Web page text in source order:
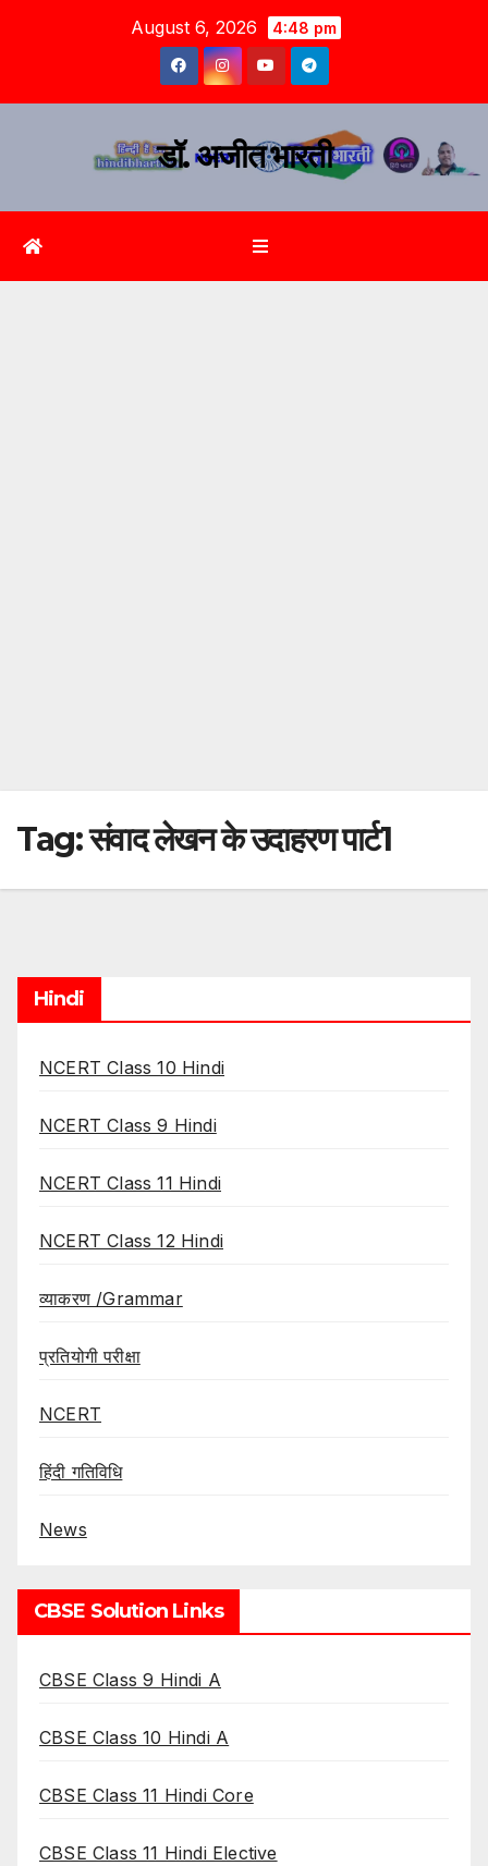
August 6, 2026 4:48 pm
डॉ. अजीत भारती
Tag:संवाद लेखन के उदाहरण पार्ट1
Hindi
NCERT Class 10 Hindi
NCERT Class 9 Hindi
NCERT Class 11 Hindi
NCERT Class 12 Hindi
व्याकरण /Grammar
प्रतियोगी परीक्षा
NCERT
हिंदी गतिविधि
News
CBSE Solution Links
CBSE Class 9 Hindi A
CBSE Class 10 Hindi A
CBSE Class 11 Hindi Core
CBSE Class 11 Hindi Elective